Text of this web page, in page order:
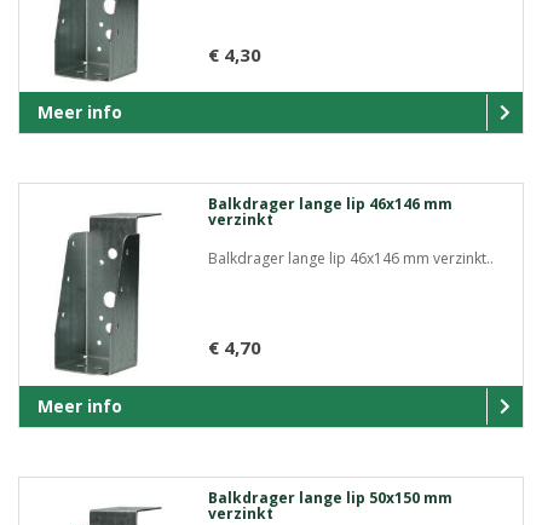
€ 4,30
Meer info
Balkdrager lange lip 46x146 mm
verzinkt
Balkdrager lange lip 46x146 mm verzinkt..
€ 4,70
Meer info
Balkdrager lange lip 50x150 mm
verzinkt